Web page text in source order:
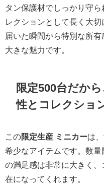
タン保護材でしっかり守
レクションとして長く大切
届いた瞬間から特別な所
大きな魅力です。
限定500台だか
性とコレクショ
この限定生産 ミニカーは
希少なアイテムです。数
の満足感は非常に大きく
在になってくれます。